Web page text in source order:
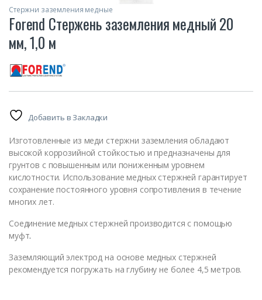
Стержни заземления медные
Forend Стержень заземления медный 20
мм, 1,0 м
Добавить в Закладки
Изготовленные из меди стержни заземления обладают
высокой коррозийной стойкостью и предназначены для
грунтов с повышенным или пониженным уровнем
кислотности. Использование медных стержней гарантирует
сохранение постоянного уровня сопротивления в течение
многих лет.
Соединение медных стержней производится с помощью
муфт.
Заземляющий электрод на основе медных стержней
рекомендуется погружать на глубину не более 4,5 метров.